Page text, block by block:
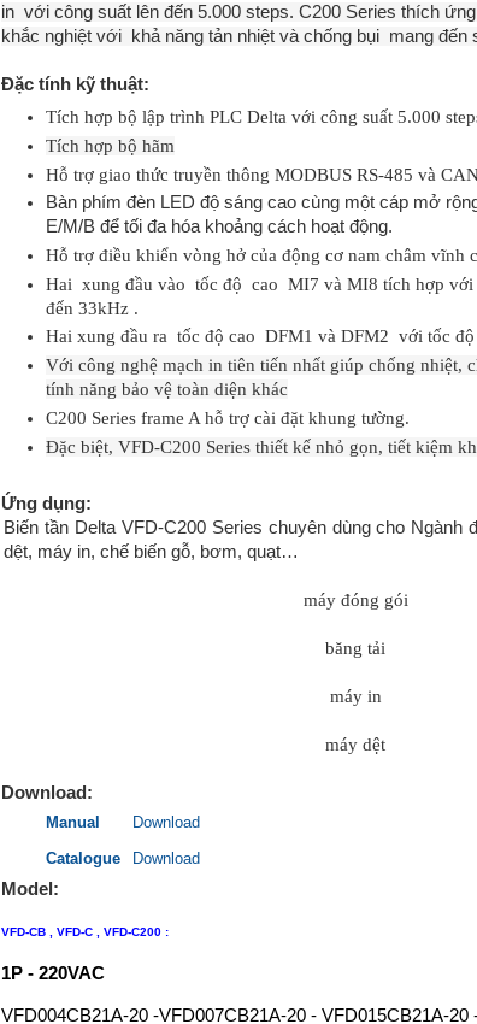
in với công suất lên đến 5.000 steps. C200 Series thích
khắc nghiệt với khả năng tản nhiệt và chống bụi mang đến
Đặc tính kỹ thuật:
Tích hợp bộ lập trình PLCDelta với công suất 5.000
Tích hợp bộ hãm
Hỗ trợ giao thức truyền thông MODBUS RS-485 và
Bàn phím đèn LED độ sáng cao cùng một cáp mở
E/M/B để tối đa hóa khoảng cách hoạt động.
Hỗ trợ điều khiển vòng hở của động cơ nam châm vĩnh
Hai xung đầu vào tốc độ cao MI7 và MI8 tích hợp với
đến 33kHz .
Hai xung đầu ra tốc độ cao DFM1 và DFM2 với tốc độ
Với công nghệ mạch in tiên tiến nhất giúp chống nhiệt,
tính năng bảo vệ toàn diện khác
C200 Series frame A hỗ trợ cài đặt khung tường.
Đặc biệt, VFD-C200 Series thiết kế nhỏ gọn, tiết kiệm
Ứng dụng:
Biến tần Delta VFD-C200 Series chuyên dùng cho Ngành
dệt, máy in, chế biến gỗ, bơm, quạt…
máy đóng gói
băng tải
máy in
máy dệt
Download:
Manual
Download
Catalogue
Download
Model:
VFD-CB , VFD-C , VFD-C200 :
1P - 220VAC
VFD004CB21A-20 -VFD007CB21A-20 - VFD015CB21A-20